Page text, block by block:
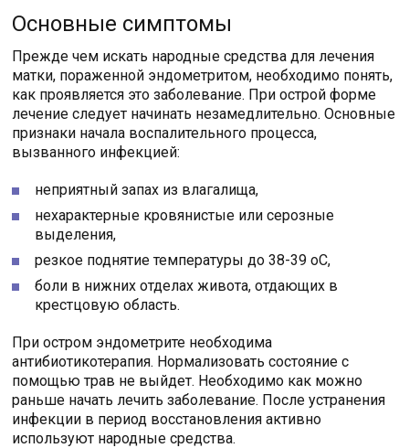
Основные симптомы
Прежде чем искать народные средства для лечения
матки, пораженной эндометритом, необходимо понять,
как проявляется это заболевание. При острой форме
лечение следует начинать незамедлительно. Основные
признаки начала воспалительного процесса,
вызванного инфекцией:
неприятный запах из влагалища,
нехарактерные кровянистые или серозные
выделения,
резкое поднятие температуры до 38-39 оС,
боли в нижних отделах живота, отдающих в
крестцовую область.
При остром эндометрите необходима
антибиотикотерапия. Нормализовать состояние с
помощью трав не выйдет. Необходимо как можно
раньше начать лечить заболевание. После устранения
инфекции в период восстановления активно
используют народные средства.